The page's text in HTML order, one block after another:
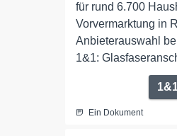
für rund 6.700
Vorvermarktung in
Anbieterauswahl
1&1:
Ein Dokument